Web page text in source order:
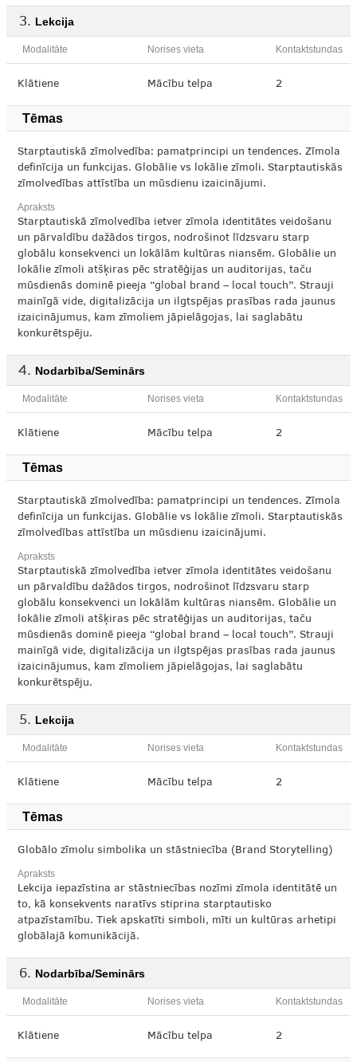
Lekcija
Modalitāte Norises vieta Kontaktstundas
Klātiene Mācību telpa 2
Tēmas
Starptautiskā zīmolvedība: pamatprincipi un tendences. Zīmola
definīcija un funkcijas. Globālie vs lokālie zīmoli. Starptautiskās
zīmolvedības attīstība un mūsdienu izaicinājumi.
Apraksts
Starptautiskā zīmolvedība ietver zīmola identitātes veidošanu
un pārvaldību dažādos tirgos, nodrošinot līdzsvaru starp
globālu konsekvenci un lokālām kultūras niansēm. Globālie un
lokālie zīmoli atšķiras pēc stratēģijas un auditorijas, taču
mūsdienās dominē pieeja “global brand – local touch”. Strauji
mainīgā vide, digitalizācija un ilgtspējas prasības rada jaunus
izaicinājumus, kam zīmoliem jāpielāgojas, lai saglabātu
konkurētspēju.
Nodarbība/Seminārs
Modalitāte Norises vieta Kontaktstundas
Klātiene Mācību telpa 2
Tēmas
Starptautiskā zīmolvedība: pamatprincipi un tendences. Zīmola
definīcija un funkcijas. Globālie vs lokālie zīmoli. Starptautiskās
zīmolvedības attīstība un mūsdienu izaicinājumi.
Apraksts
Starptautiskā zīmolvedība ietver zīmola identitātes veidošanu
un pārvaldību dažādos tirgos, nodrošinot līdzsvaru starp
globālu konsekvenci un lokālām kultūras niansēm. Globālie un
lokālie zīmoli atšķiras pēc stratēģijas un auditorijas, taču
mūsdienās dominē pieeja “global brand – local touch”. Strauji
mainīgā vide, digitalizācija un ilgtspējas prasības rada jaunus
izaicinājumus, kam zīmoliem jāpielāgojas, lai saglabātu
konkurētspēju.
Lekcija
Modalitāte Norises vieta Kontaktstundas
Klātiene Mācību telpa 2
Tēmas
Globālo zīmolu simbolika un stāstniecība (Brand Storytelling)
Apraksts
Lekcija iepazīstina ar stāstniecības nozīmi zīmola identitātē un
to, kā konsekvents naratīvs stiprina starptautisko
atpazīstamību. Tiek apskatīti simboli, mīti un kultūras arhetipi
globālajā komunikācijā.
Nodarbība/Seminārs
Modalitāte Norises vieta Kontaktstundas
Klātiene Mācību telpa 2